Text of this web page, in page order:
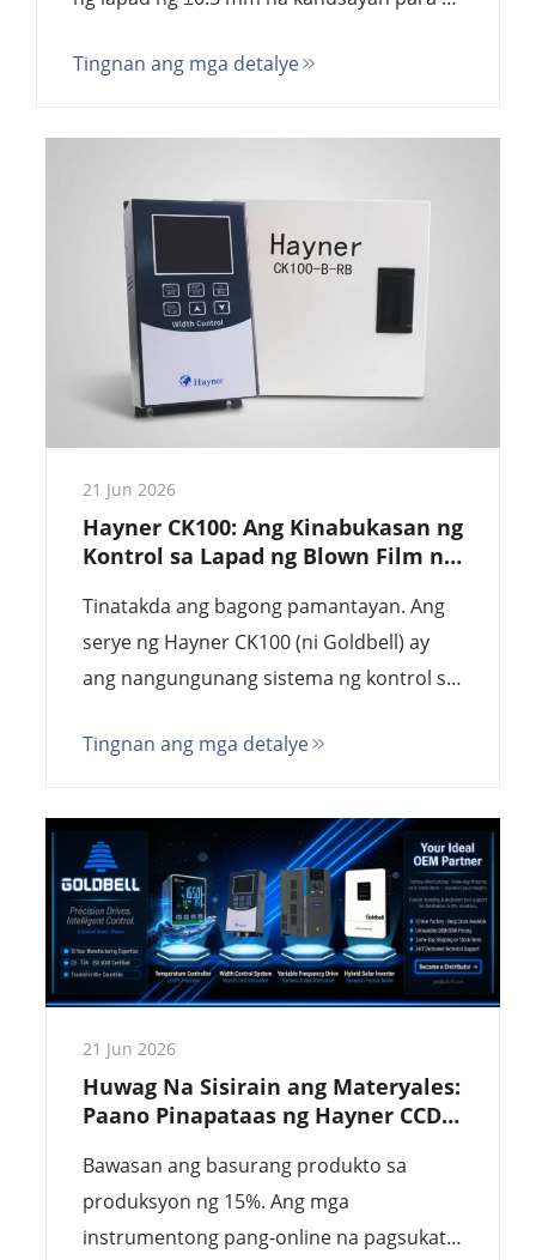
1/10 lamang ng presyo ng mga European
teknikal na paghahambing, pagsusuri ng
mga teknikal na espesipikasyon para sa
mga tagagawa ng film na nangangailangan
ng upgrade mula sa manu-manong
pagsukat.
Tingnan ang mga detalye
21 Jun 2026
Hayner CK100: Ang Kinabukasan ng
Kontrol sa Lapad ng Blown Film na
Tinatakda ang bagong pamantayan. Ang
serye ng Hayner CK100 (ni Goldbell) ay
ang nangungunang sistema ng kontrol sa
para sa malalaking linya ng blown film.
gamit ang AI, at madaling integrasyon sa
PLC. Walang pagkalito (zero drift),
pinakamataas na ani.
Tingnan ang mga detalye
21 Jun 2026
Huwag Na Sisirain ang Materyales:
Paano Pinapataas ng Hayner CCD
Bawasan ang basurang produkto sa
produksyon ng 15%. Ang mga
instrumentong pang-online na pagsukat